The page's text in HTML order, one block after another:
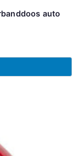
auto